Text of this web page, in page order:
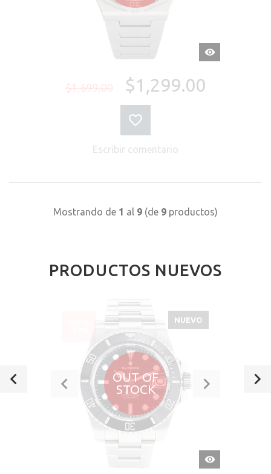
VISTA
RÁPIDA
$1,699.00 $1,299.00
Escribir comentario
Mostrando de 1 al 9 (de 9 productos)
PRODUCTOS NUEVOS
OUT OF
STOCK
VISTA
RÁPIDA
NUEVO